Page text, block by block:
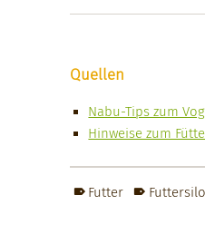
Quellen
Nabu-Tips zum
Hin­weise zum
Futter Futtersilo